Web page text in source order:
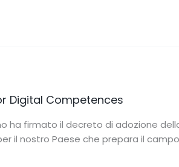
Digital Competences
ha firmato il decreto di adozione
il nostro Paese che prepara il campo